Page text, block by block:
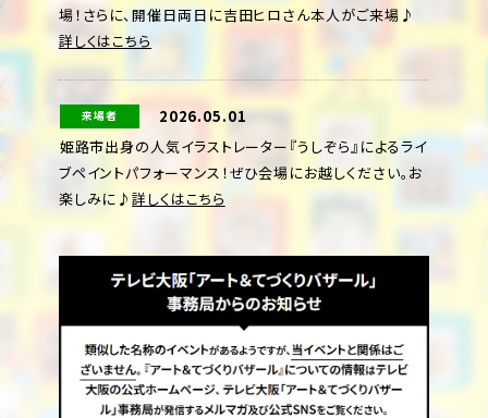
場！さらに、開催日両日に吉田ヒロさん本人がご来場♪
詳しくはこちら
来場者
2026.05.01
姫路市出身の人気イラストレーター『うしぞら』によるライ
ブペイントパフォーマンス！ぜひ会場にお越しください。お
楽しみに♪詳しくはこちら